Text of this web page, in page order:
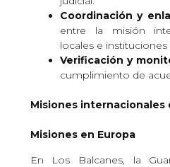
Coordinación y
entre la misión
locales e instituciones
Verificación y
cumplimiento de
Misiones internacionales
Misiones en Europa
En Los Balcanes, la